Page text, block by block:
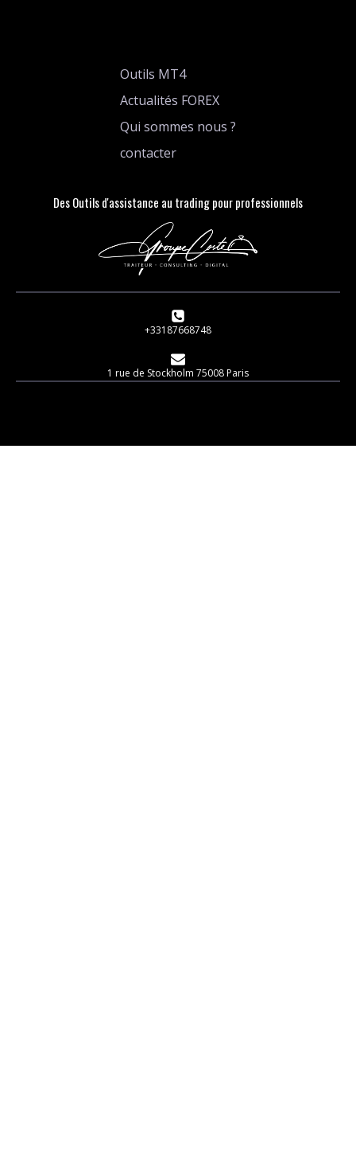
Outils MT4
Actualités FOREX
Qui sommes nous ?
contacter
Des Outils d'assistance au trading pour professionnels
+33187668748
1 rue de Stockholm 75008 Paris